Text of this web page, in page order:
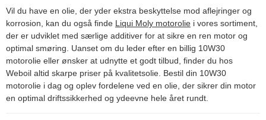
Vil du have en olie, der yder ekstra beskyttelse mod aflejringer og
korrosion, kan du også finde Liqui Moly motorolie i vores sortiment,
der er udviklet med særlige additiver for at sikre en ren motor og
optimal smøring. Uanset om du leder efter en billig 10W30
motorolie eller ønsker at udnytte et godt tilbud, finder du hos
Weboil altid skarpe priser på kvalitetsolie. Bestil din 10W30
motorolie i dag og oplev fordelene ved en olie, der sikrer din motor
en optimal driftssikkerhed og ydeevne hele året rundt.